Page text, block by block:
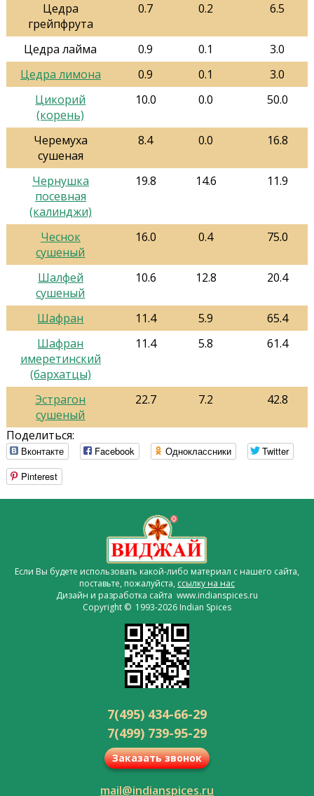
Цедра
грейпфрута
0.7 0.2 6.5
Цедра лайма 0.9 0.1
3.0
Цедра лимона
0.9 0.1
3.0
Цикорий
(корень)
10.0 0.0 50.0
Черемуха
сушеная
8.4 0.0 16.8
Чернушка
посевная
(калинджи)
19.8 14.6 11.9
Чеснок
сушеный
16.0 0.4 75.0
Шалфей
сушеный
10.6 12.8 20.4
Шафран 11.4 5.9
65.4
Шафран
имеретинский
(бархатцы)
11.4 5.8 61.4
Эстрагон
сушеный
22.7 7.2 42.8
Поделиться:
Вконтакте Facebook Одноклассники
Twitter
Pinterest
Если Вы будете использовать какой-либо материал с нашего сайта,
поставьте, пожалуйста, ссылку на нас
Дизайн и разработка сайта www.indianspices.ru
Copyright © 1993-2026 Indian Spices
7(495) 434-66-29
7(499) 739-95-29
Заказать звонок
mail@indianspices.ru